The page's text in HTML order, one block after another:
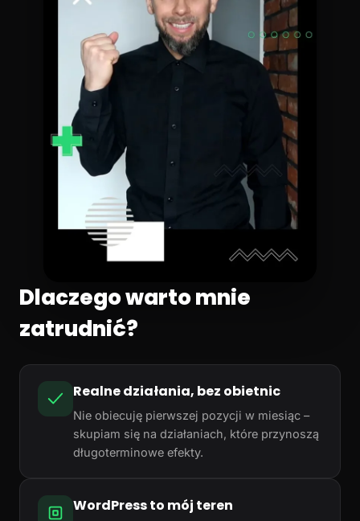
Dlaczego warto mnie
zatrudnić?
Realne działania, bez obietnic
Nie obiecuję pierwszej pozycji w miesiąc –
skupiam się na działaniach, które przynoszą
długoterminowe efekty.
WordPress to mój teren